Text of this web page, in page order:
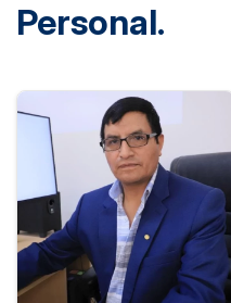
Personal.